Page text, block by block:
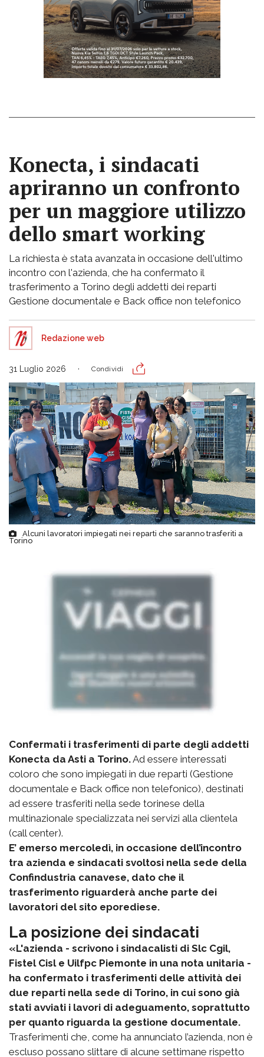
Konecta, i sindacati
apriranno un confronto
per un maggiore utilizzo
dello smart working
La richiesta è stata avanzata in occasione dell'ultimo
incontro con l'azienda, che ha confermato il
trasferimento a Torino degli addetti dei reparti
Gestione documentale e Back office non telefonico
Redazione web
31 Luglio 2026 Condividi
Alcuni lavoratori impiegati nei reparti che saranno trasferiti a
Torino
Confermati i trasferimenti di parte degli addetti
Konecta da Asti a Torino.Ad essere interessati
coloro che sono impiegati in due reparti (Gestione
documentale e Back office non telefonico), destinati
ad essere trasferiti nella sede torinese della
multinazionale specializzata nei servizi alla clientela
(call center).
E’ emerso mercoledì, in occasione dell’incontro
tra azienda e sindacati svoltosi nella sede della
Confindustria canavese, dato che il
trasferimento riguarderà anche parte dei
lavoratori del sito eporediese.
La posizione dei sindacati
«L'azienda - scrivono i sindacalisti di Slc Cgil,
Fistel Cisl e Uilfpc Piemonte in una nota unitaria -
ha confermato i trasferimenti delle attività dei
due reparti nella sede di Torino, in cui sono già
stati avviati i lavori di adeguamento, soprattutto
per quanto riguarda la gestione documentale.
Trasferimenti che, come ha annunciato l’azienda, non è
escluso possano slittare di alcune settimane rispetto